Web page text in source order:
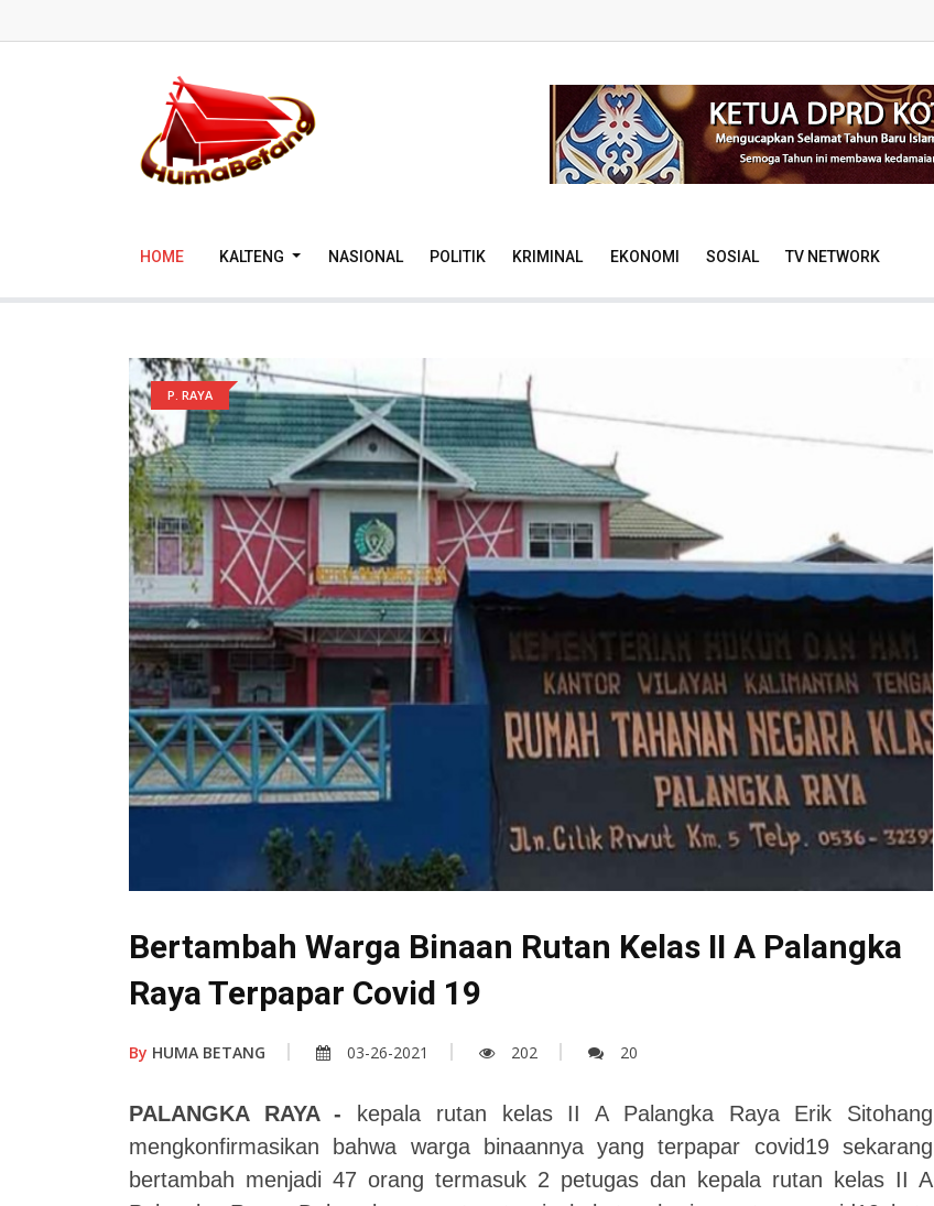
HOME KALTENG NASIONAL POLITIK KRIMINAL EKONOMI SOSIAL TV NETWORK
P. RAYA
Bertambah Warga Binaan Rutan Kelas II A Palangka
Raya Terpapar Covid 19
By HUMA BETANG 03-26-2021 202 20
PALANGKA RAYA - kepala rutan kelas II A Palangka Raya Erik Sitohang
mengkonfirmasikan bahwa warga binaannya yang terpapar covid19 sekarang
bertambah menjadi 47 orang termasuk 2 petugas dan kepala rutan kelas II A